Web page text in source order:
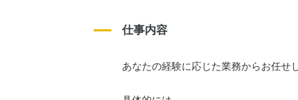
仕事内容
あなたの経験に応じた業務からお任せ